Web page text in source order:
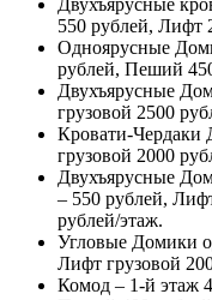
550 рублей, Лифт
Одноярусные
рублей, Пеший
Двухъярусные
грузовой 2500
Кровати-Чердаки
грузовой 2000
Двухъярусные
– 550 рублей,
рублей/этаж.
Угловые Домики
Лифт грузовой
Комод – 1-й этаж